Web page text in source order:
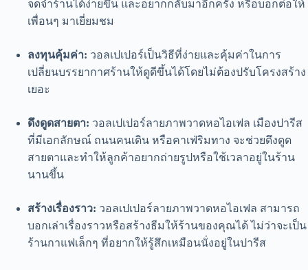
จดจำร้านได้ง่ายขึ้น และอยากกลับมาอีกครั้ง หรือบอกต่อให้
เพื่อนๆ มาเยี่ยมชม
ลงทุนคุ้มค่า: วอลเปเปอร์เป็นวิธีที่ง่ายและคุ้มค่าในการ
เปลี่ยนบรรยากาศร้านให้ดูดีขึ้นได้โดยไม่ต้องปรับโครงสร้าง
เยอะ
ดึงดูดสายตา: วอลเปเปอร์ลายภาพวาดหอไอเฟล เมืองปารีส
ที่มีเอกลักษณ์ ถนนคนเดิน หรือคาเฟ่ริมทาง จะช่วยดึงดูด
สายตาและทำให้ลูกค้าอยากถ่ายรูปหรือใช้เวลาอยู่ในร้าน
นานขึ้น
สร้างเรื่องราว: วอลเปเปอร์ลายภาพวาดหอไอเฟล สามารถ
บอกเล่าเรื่องราวหรือสร้างธีมให้ร้านของคุณได้ ไม่ว่าจะเป็น
ร้านกาแฟเล็กๆ ที่อยากให้รู้สึกเหมือนนั่งอยู่ในปารีส